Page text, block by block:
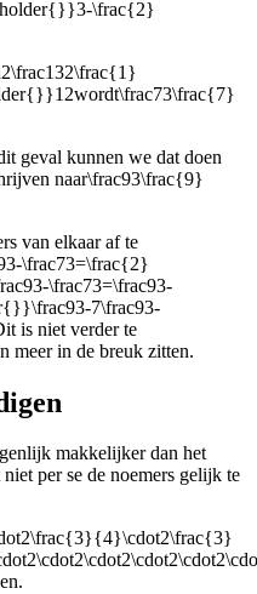
\frac{2}
2\frac132\frac{1}
wordt\frac73\frac{7}
geval kunnen we dat doen
naar\frac93\frac{9}
van elkaar af te
\frac73=\frac{2}
\frac73=\frac93-
7\frac93-
is niet verder te
meer in de breuk zitten.
makkelijker dan het
per se de noemers gelijk te